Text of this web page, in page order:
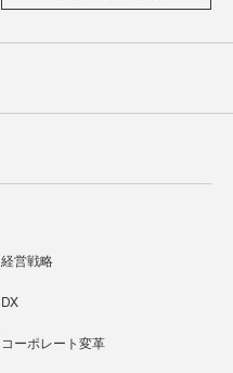
経営戦略
DX
コーポレート変革